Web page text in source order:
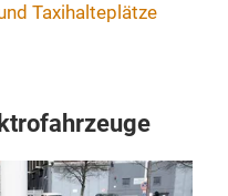
Taxihalteplätze